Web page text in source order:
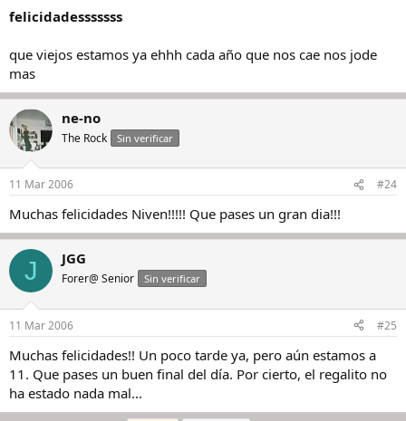
felicidadesssssss
que viejos estamos ya ehhh cada año que nos cae nos jode
mas
ne-no
The Rock Sin verificar
11 Mar 2006 #24
Muchas felicidades Niven!!!!! Que pases un gran dia!!!
J JGG
Forer@ Senior Sin verificar
11 Mar 2006 #25
Muchas felicidades!! Un poco tarde ya, pero aún estamos a
11. Que pases un buen final del día. Por cierto, el regalito no
ha estado nada mal...